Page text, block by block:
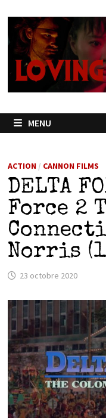
contenu
MENU
ACTION/ CANNON FILMS
DELTA
Force 2
Norris
23 octobre 2020